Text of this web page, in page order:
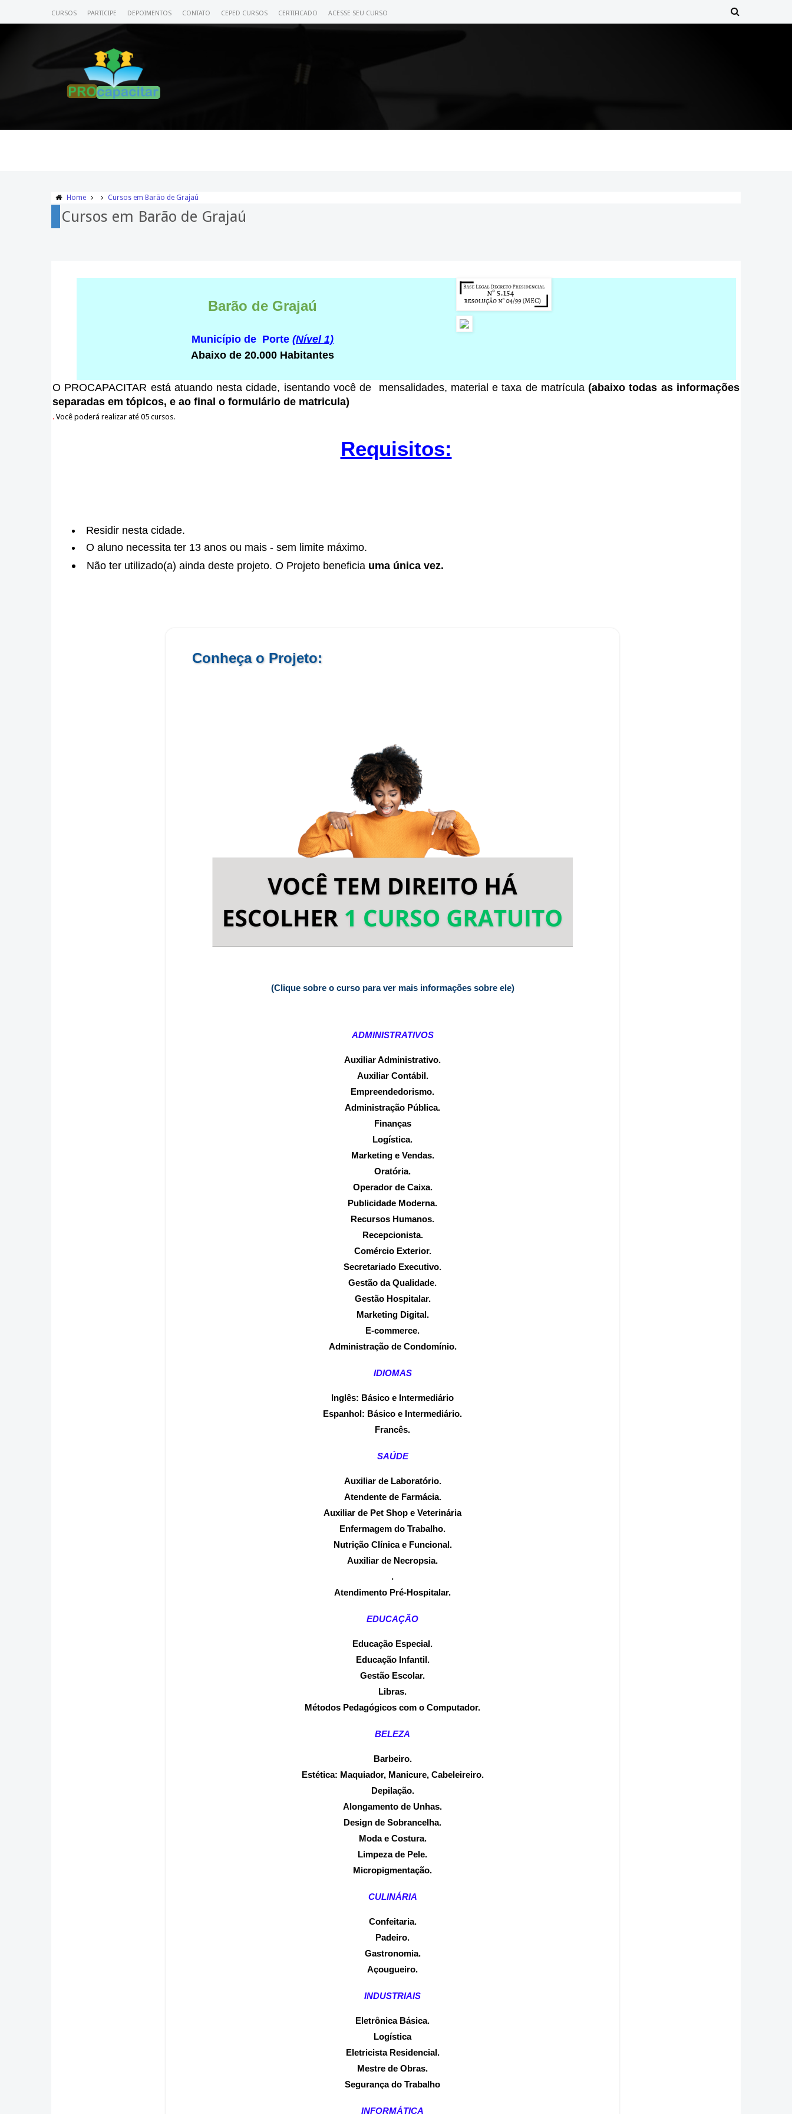
CURSOS PARTICIPE DEPOIMENTOS CONTATO CEPED CURSOS CERTIFICADO ACESSE SEU CURSO
Home Cursos em Barão de Grajaú
Cursos em Barão de Grajaú
Barão de Grajaú
Município de Porte (Nível 1)
Abaixo de 20.000 Habitantes
O PROCAPACITAR está atuando nesta cidade, isentando você de mensalidades, material e taxa de matrícula(abaixo todas as informações
separadas em tópicos, e ao final o formulário de matricula)
. Você poderá realizar até 05 cursos.
Requisitos:
Residir nesta cidade.
O aluno necessita ter 13 anos ou mais - sem limite máximo.
Não ter utilizado(a) ainda deste projeto. O Projeto beneficia uma única vez.